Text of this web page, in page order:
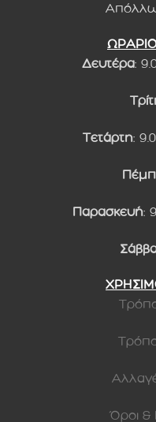
Δευτέρα:
Τετάρτη:
Παρασκευή:
Όροι &